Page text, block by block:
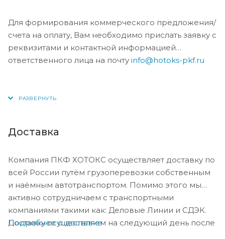
Для формирования коммерческого предложения/
счета на оплату, Вам необходимо прислать заявку с
реквизитами и контактной информацией
ответственного лица на почту info@hotoks-pkf.ru
Доставка
Компания ПКФ ХОТОКС осуществляет доставку по
всей России путём грузоперевозки собственным
и наёмным автотранспортом. Помимо этого мы
активно сотрудничаем с транспортными
компаниями такими как: Деловые Линии и СДЭК.
Доставку осуществляем на следующий день после
Подробнее о доставке